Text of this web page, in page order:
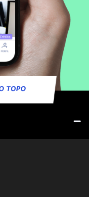
TOPO